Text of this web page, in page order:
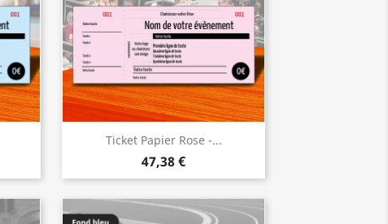
Ticket Papier Rose -...
47,38 €